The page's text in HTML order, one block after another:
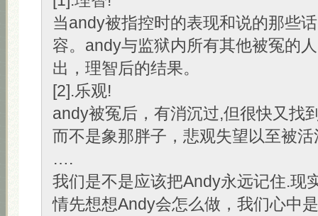
当andy被指控时的表现和说的那些
容。andy与监狱内所有其他被冤的
出，理智后的结果。
[2].乐观!
andy被冤后，有消沉过,但很快又找
而不是象那胖子，悲观失望以至被活
….
我们是不是应该把Andy永远记住.现
情先想想Andy会怎么做，我们心中